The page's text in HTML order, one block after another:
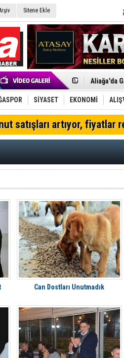
Sitene Ekle
Aliağa'da
Furkan
Chp
AK Parti
SOCAR
Trafiği
Chp
SİYASET EKONOMİ
satışları artıyor, fiyatlar
Can Dostları Unutmadık